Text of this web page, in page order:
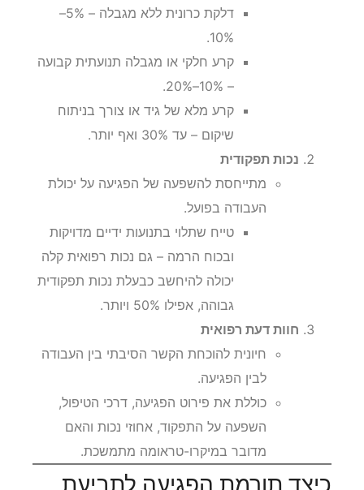
דלקת כרונית ללא מגבלה – 5%–
10%.
קרע חלקי או מגבלה תנועתית קבועה
– 10%–20%.
קרע מלא של גיד או צורך בניתוח
שיקום – עד 30% ואף יותר.
נכות תפקודית
מתייחסת להשפעה של הפגיעה על יכולת
העבודה בפועל.
טייח שתלוי בתנועות ידיים מדויקות
ובכוח הרמה – גם נכות רפואית קלה
יכולה להיחשב כבעלת נכות תפקודית
גבוהה, אפילו 50% ויותר.
חוות דעת רפואית
חיונית להוכחת הקשר הסיבתי בין העבודה
לבין הפגיעה.
כוללת את פירוט הפגיעה, דרכי הטיפול,
השפעה על התפקוד, אחוזי נכות והאם
מדובר במיקרו-טראומה מתמשכת.
כיצד תורמת הפגיעה לתביעת